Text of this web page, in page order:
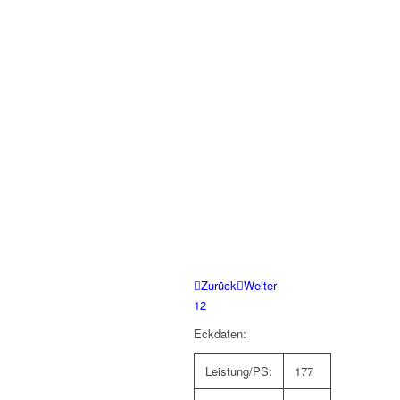
Zurück Weiter
12
Eckdaten:
Leistung/PS: 177